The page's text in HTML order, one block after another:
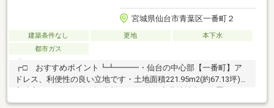
宮城県仙台市青葉区一番町２
建築条件なし 更地
本下水
都市ガス
┏□ おすすめポイント┗┻━━━・仙台の中心部【一番町】ア
ドレス、利便性の良い立地です・土地面積221.95m2(約67.13坪)・
容積率240％(前面道路幅員制限による)の商号地域内に位置してお
ります・南東側前面道路は仙台市が維持管理を行っている公道で